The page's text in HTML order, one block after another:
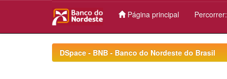
Página principal Percorrer:
DSpace - BNB - Banco do Nordeste do Brasil